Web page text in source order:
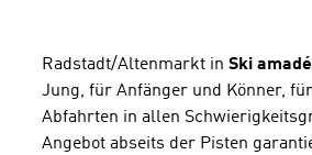
Radstadt/Altenmarkt in Ski amadé
Jung, für Anfänger und Könner,
Abfahrten in allen
Angebot abseits der Pisten